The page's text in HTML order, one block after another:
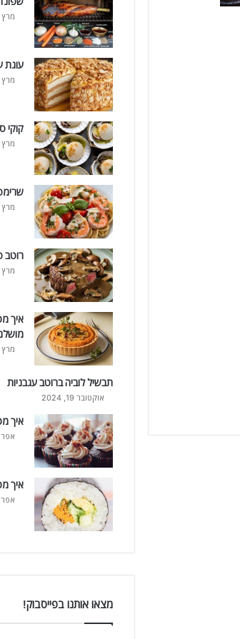
מרץ 9, 2025
עוגת
מרץ 9, 2025
קוקי
מרץ 9, 2025
מרץ 9, 2025
רוטב
מרץ 9, 2025
איך
מרץ 9, 2025
תבשיל לוביה ברוטב עגבניות
אוקטובר 19, 2024
איך
אפריל 16,
איך
אפריל 2,
מצאו אותנו בפייסבוק!